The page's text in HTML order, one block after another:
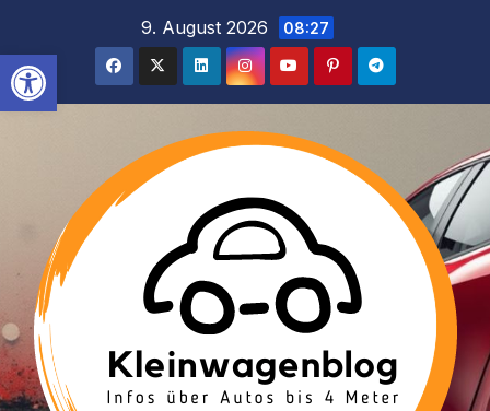
Werkzeugleiste öffnen
springen
9. August 2026 08:27